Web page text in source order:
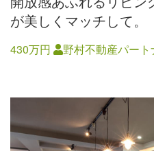
が美しくマッチして。
430万円 野村不動産パート